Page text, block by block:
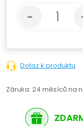
Dotaz k produktu
Záruka: 24 měsíců na